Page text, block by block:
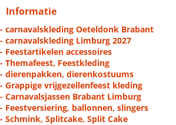
Informatie
- carnavalskleding Oeteldonk Brabant
- carnavalskleding Limburg 2027
- Feestartikelen accessoires
- Themafeest, Feestkleding
- dierenpakken, dierenkostuums
- Grappige vrijgezellenfeest kleding
- Carnavalsjassen Brabant Limburg
- Feestversiering, ballonnen, slingers
- Schmink, Splitcake, Split Cake